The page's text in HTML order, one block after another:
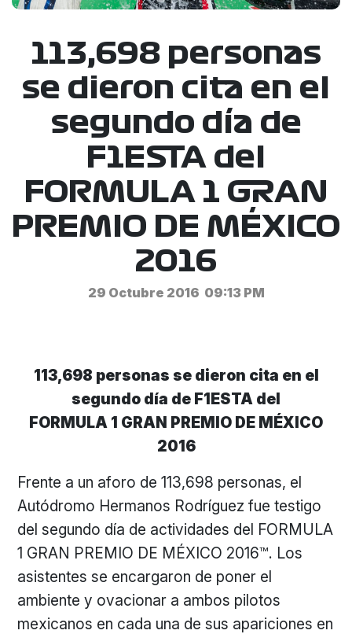
113,698 personas
se dieron cita en el
segundo día de
F1ESTA del
FORMULA 1 GRAN
PREMIO DE MÉXICO
2016
29 Octubre 2016 09:13 PM
113,698 personas se dieron cita en el
segundo día de F1ESTA del
FORMULA 1 GRAN PREMIO DE MÉXICO
2016
Frente a un aforo de 113,698 personas, el
Autódromo Hermanos Rodríguez fue testigo
del segundo día de actividades del FORMULA
1 GRAN PREMIO DE MÉXICO 2016™. Los
asistentes se encargaron de poner el
ambiente y ovacionar a ambos pilotos
mexicanos en cada una de sus apariciones en